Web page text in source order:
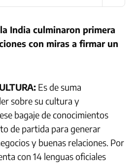
India culminaron primera
con miras a firmar un
Es de suma
sobre su cultura y
bagaje de conocimientos
de partida para generar
y buenas relaciones. Por
con 14 lenguas oficiales